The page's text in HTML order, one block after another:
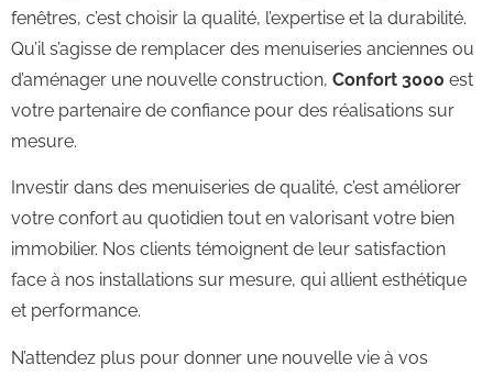
fenêtres, c’est choisir la qualité, l’expertise et la durabilité.
Qu’il s’agisse de remplacer des menuiseries anciennes ou
d’aménager une nouvelle construction, Confort 3000 est
votre partenaire de confiance pour des réalisations sur
mesure.
Investir dans des menuiseries de qualité, c’est améliorer
votre confort au quotidien tout en valorisant votre bien
immobilier. Nos clients témoignent de leur satisfaction
face à nos installations sur mesure, qui allient esthétique
et performance.
N’attendez plus pour donner une nouvelle vie à vos